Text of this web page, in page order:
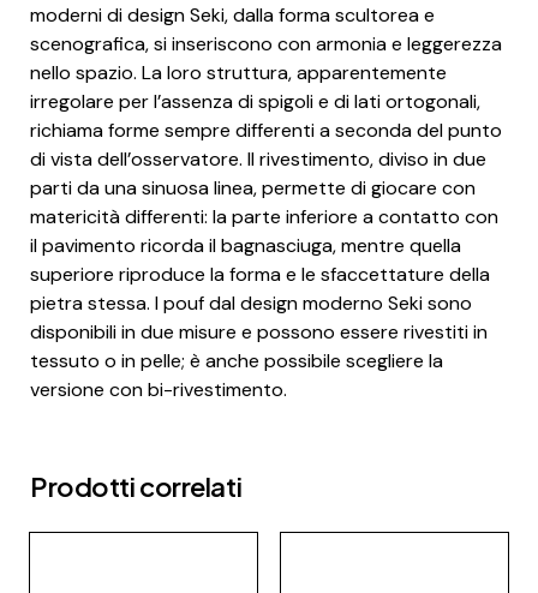
moderni di design Seki, dalla forma scultorea e
scenografica, si inseriscono con armonia e leggerezza
nello spazio. La loro struttura, apparentemente
irregolare per l’assenza di spigoli e di lati ortogonali,
richiama forme sempre differenti a seconda del punto
di vista dell’osservatore. Il rivestimento, diviso in due
parti da una sinuosa linea, permette di giocare con
matericità differenti: la parte inferiore a contatto con
il pavimento ricorda il bagnasciuga, mentre quella
superiore riproduce la forma e le sfaccettature della
pietra stessa. I pouf dal design moderno Seki sono
disponibili in due misure e possono essere rivestiti in
tessuto o in pelle; è anche possibile scegliere la
versione con bi-rivestimento.
Prodotti correlati